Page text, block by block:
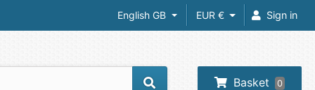
English GB EUR € Sign in
Basket 0